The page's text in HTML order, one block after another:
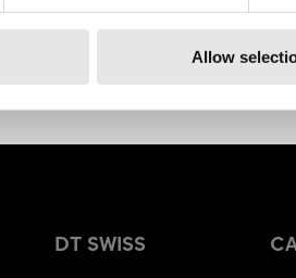
Allow
DT SWISS